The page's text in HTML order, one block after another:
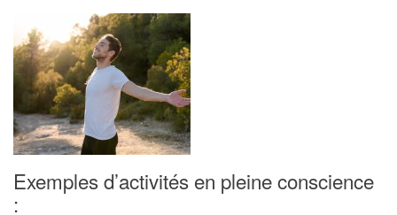
Exemples d’activités en pleine conscience
: